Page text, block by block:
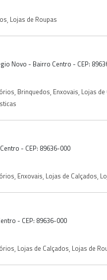
, Lojas de Roupas
Novo - Bairro Centro - CEP:
, Brinquedos, Enxovais, Lojas
- CEP: 89636-000
, Enxovais, Lojas de Calçados,
- CEP: 89636-000
, Lojas de Calçados, Lojas de